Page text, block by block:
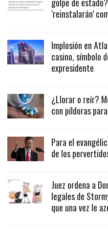
‘reinstalarán’
Implosión en
casino, símbolo
expresidente
¿Llorar o reír?
con píldoras
Para el
de los
Juez ordena a
legales de
que una vez le